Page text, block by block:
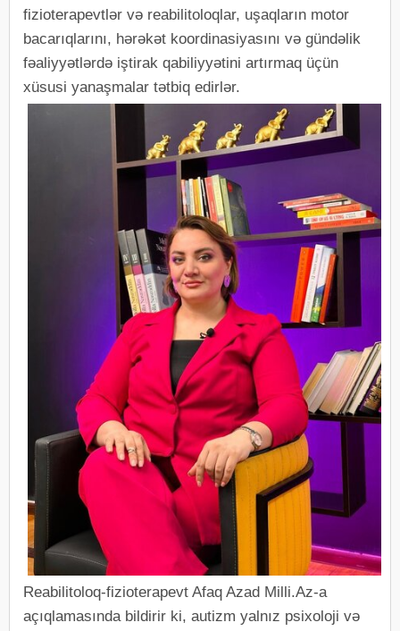
fizioterapevtlər və reabilitoloqlar, uşaqların motor
bacarıqlarını, hərəkət koordinasiyasını və gündəlik
fəaliyyətlərdə iştirak qabiliyyətini artırmaq üçün
xüsusi yanaşmalar tətbiq edirlər.
Reabilitoloq-fizioterapevt Afaq Azad Milli.Az-a
açıqlamasında bildirir ki, autizm yalnız psixoloji və